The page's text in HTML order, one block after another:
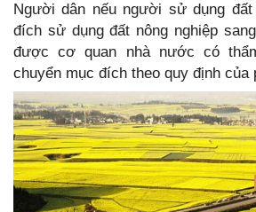
Người dân nếu người sử dụng đất
đích sử dụng đất nông nghiệp
được cơ quan nhà nước có
chuyển mục đích theo quy định của